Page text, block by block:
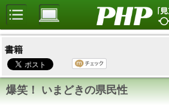
書籍
爆笑！ いまどきの県民性